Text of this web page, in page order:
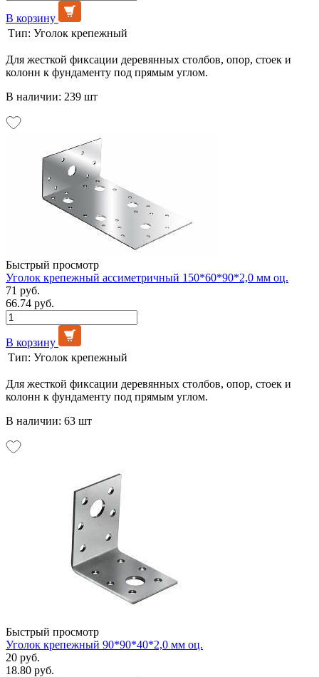
В корзину
Тип: Уголок крепежный
Для жесткой фиксации деревянных столбов, опор, стоек и
колонн к фундаменту под прямым углом.
В наличии: 239 шт
Быстрый просмотр
Уголок крепежный ассиметричный 150*60*90*2,0 мм оц.
71 руб.
66.74 руб.
В корзину
Тип: Уголок крепежный
Для жесткой фиксации деревянных столбов, опор, стоек и
колонн к фундаменту под прямым углом.
В наличии: 63 шт
Быстрый просмотр
Уголок крепежный 90*90*40*2,0 мм оц.
20 руб.
18.80 руб.